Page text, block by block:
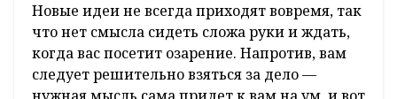
Новые идеи не всегда приходят вовремя, так
что нет смысла сидеть сложа руки и ждать,
когда вас посетит озарение. Напротив, вам
следует решительно взяться за дело —